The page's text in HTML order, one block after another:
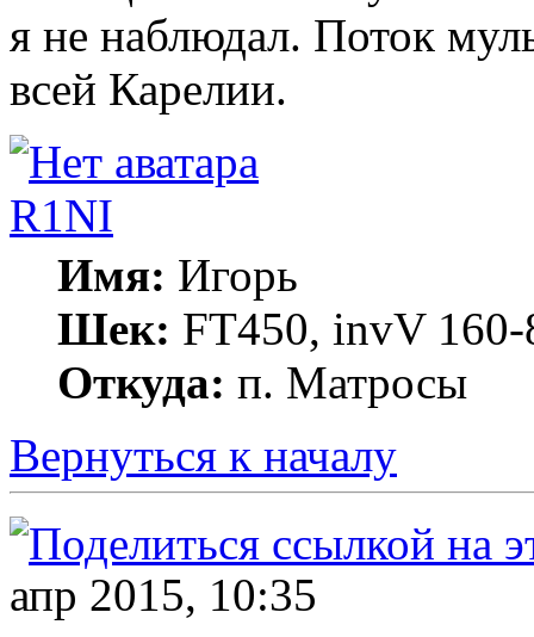
я не наблюдал. Поток
всей Карелии.
R1NI
Имя: Игорь
Шек: FT450, invV
Откуда: п. Матросы
Вернуться к началу
апр 2015, 10:35